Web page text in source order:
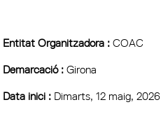
Entitat Organitzadora :COAC
Demarcació :Girona
Data inici : Dimarts, 12 maig, 2026